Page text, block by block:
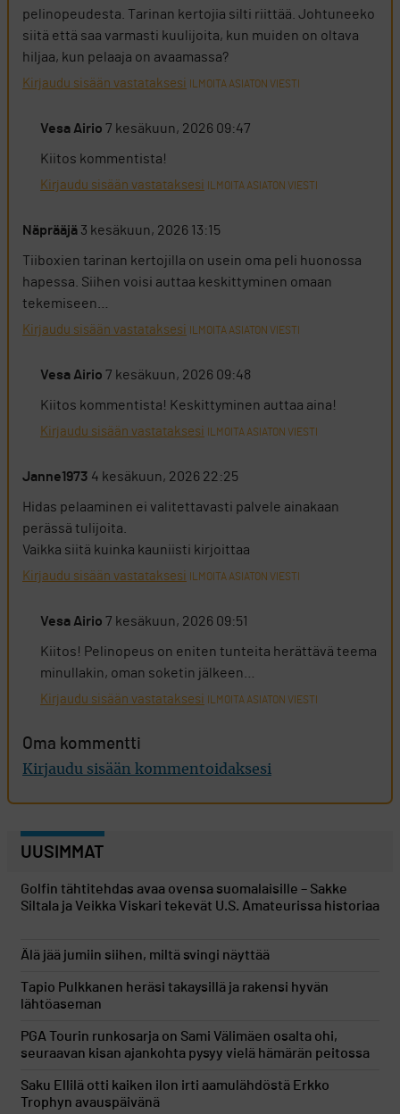
pelinopeudesta. Tarinan kertojia silti riittää. Johtuneeko
siitä että saa varmasti kuulijoita, kun muiden on oltava
hiljaa, kun pelaaja on avaamassa?
Kirjaudu sisään vastataksesi ILMOITA ASIATON VIESTI
Vesa Airio 7 kesäkuun, 2026 09:47
Kiitos kommentista!
Kirjaudu sisään vastataksesi ILMOITA ASIATON VIESTI
Näprääjä 3 kesäkuun, 2026 13:15
Tiiboxien tarinan kertojilla on usein oma peli huonossa
hapessa. Siihen voisi auttaa keskittyminen omaan
tekemiseen…
Kirjaudu sisään vastataksesi ILMOITA ASIATON VIESTI
Vesa Airio 7 kesäkuun, 2026 09:48
Kiitos kommentista! Keskittyminen auttaa aina!
Kirjaudu sisään vastataksesi ILMOITA ASIATON VIESTI
Janne1973 4 kesäkuun, 2026 22:25
Hidas pelaaminen ei valitettavasti palvele ainakaan
perässä tulijoita.
Vaikka siitä kuinka kauniisti kirjoittaa
Kirjaudu sisään vastataksesi ILMOITA ASIATON VIESTI
Vesa Airio 7 kesäkuun, 2026 09:51
Kiitos! Pelinopeus on eniten tunteita herättävä teema
minullakin, oman soketin jälkeen…
Kirjaudu sisään vastataksesi ILMOITA ASIATON VIESTI
Oma kommentti
Kirjaudu sisään kommentoidaksesi
UUSIMMAT
Golfin tähtitehdas avaa ovensa suomalaisille – Sakke
Siltala ja Veikka Viskari tekevät U.S. Amateurissa historiaa
Älä jää jumiin siihen, miltä svingi näyttää
Tapio Pulkkanen heräsi takaysillä ja rakensi hyvän
lähtöaseman
PGA Tourin runkosarja on Sami Välimäen osalta ohi,
seuraavan kisan ajankohta pysyy vielä hämärän peitossa
Saku Ellilä otti kaiken ilon irti aamulähdöstä Erkko
Trophyn avauspäivänä